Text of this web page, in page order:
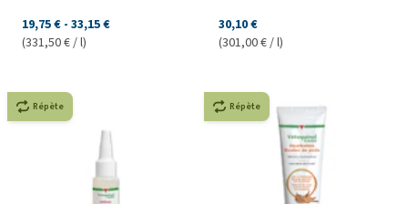
19,75 € - 33,15 €
(331,50 € / l)
30,10 €
(301,00 € / l)
Répète Répète